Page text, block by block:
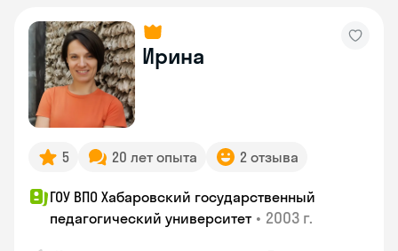
Ирина
5 20 лет опыта 2 отзыва
ГОУ ВПО Хабаровский государственный
педагогический университет • 2003 г.